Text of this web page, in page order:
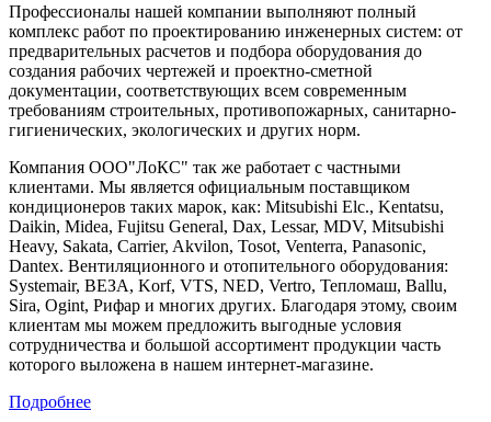
Профессионалы нашей компании выполняют полный
комплекс работ по проектированию инженерных систем: от
предварительных расчетов и подбора оборудования до
создания рабочих чертежей и проектно-сметной
документации, соответствующих всем современным
требованиям строительных, противопожарных, санитарно-
гигиенических, экологических и других норм.
Компания ООО"ЛоКС" так же работает с частными
клиентами. Мы является официальным поставщиком
кондиционеров таких марок, как: Mitsubishi Elc., Kentatsu,
Daikin, Midea, Fujitsu General, Dax, Lessar, MDV, Mitsubishi
Heavy, Sakata, Carrier, Akvilon, Tosot, Venterra, Panasonic,
Dantex. Вентиляционного и отопительного оборудования:
Systemair, ВЕЗА, Korf, VTS, NED, Vertro, Тепломаш, Ballu,
Sira, Ogint, Рифар и многих других. Благодаря этому, своим
клиентам мы можем предложить выгодные условия
сотрудничества и большой ассортимент продукции часть
которого выложена в нашем интернет-магазине.
Подробнее